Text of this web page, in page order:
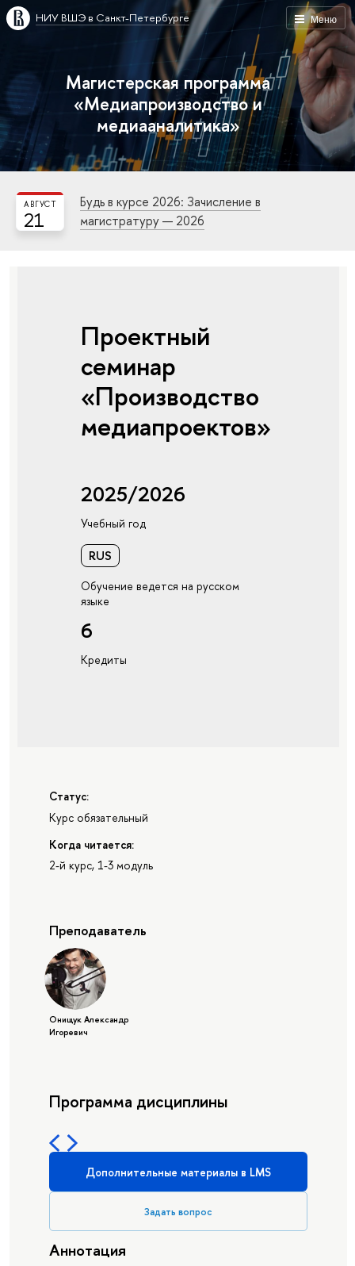
Меню
НИУ ВШЭ в Санкт-Петербурге
Магистерская программа
«Медиапроизводство и
медиааналитика»
21
АВГУСТ
Будь в курсе 2026: Зачисление в
магистратуру — 2026
Проектный
семинар
«Производство
медиапроектов»
2025/2026
Учебный год
RUS
Обучение ведется на русском
языке
6
Кредиты
Статус:
Курс обязательный
Когда читается:
2-й курс, 1-3 модуль
Преподаватель
Онищук Александр
Игоревич
Программа дисциплины
Дополнительные материалы в LMS
Задать вопрос
Аннотация